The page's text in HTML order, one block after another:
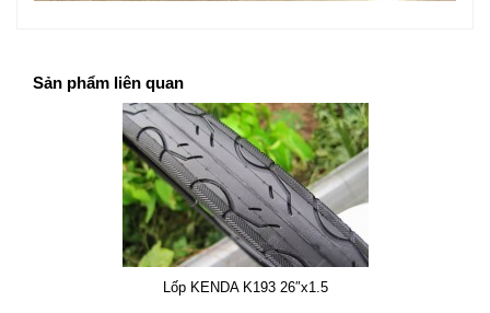
Sản phẩm liên quan
Lốp KENDA K193 26″x1.5